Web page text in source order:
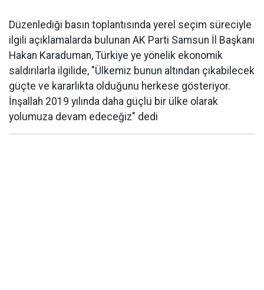
Düzenlediği basın toplantısında yerel seçim süreciyle
ilgili açıklamalarda bulunan AK Parti Samsun İl Başkanı
Hakan Karaduman, Türkiye ye yönelik ekonomik
saldırılarla ilgilide, "Ülkemiz bunun altından çıkabilecek
güçte ve kararlıkta olduğunu herkese gösteriyor.
İnşallah 2019 yılında daha güçlü bir ülke olarak
yolumuza devam edeceğiz" dedi